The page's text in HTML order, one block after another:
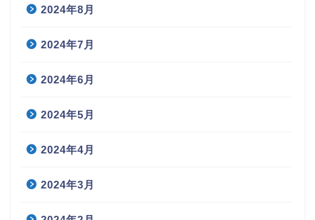
2024年8月
2024年7月
2024年6月
2024年5月
2024年4月
2024年3月